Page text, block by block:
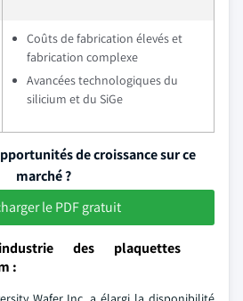
Coûts de fabrication élevés et
fabrication complexe
Avancées technologiques du
silicium et du SiGe
de croissance sur ce
marché ?
le PDF gratuit
des plaquettes
: